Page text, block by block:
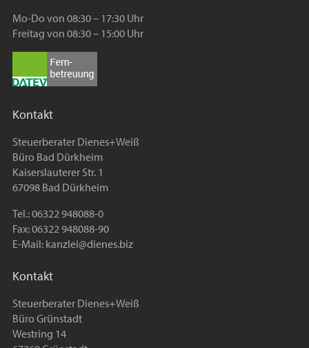
Mo-Do von 08:30 – 17:30 Uhr
Freitag von 08:30 – 15:00 Uhr
Kontakt
Steuerberater Dienes+Weiß
Büro Bad Dürkheim
Kaiserslauterer Str. 1
67098 Bad Dürkheim
Tel.: 06322 948088-0
Fax: 06322 948088-90
E-Mail: kanzlei@dienes.biz
Kontakt
Steuerberater Dienes+Weiß
Büro Grünstadt
Westring 14